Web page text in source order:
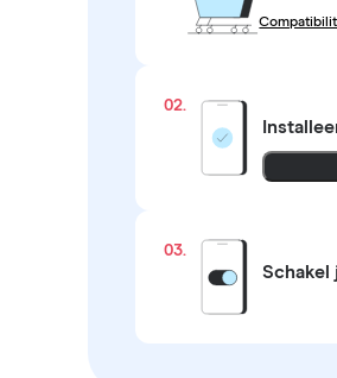
02.
03.
Schakel